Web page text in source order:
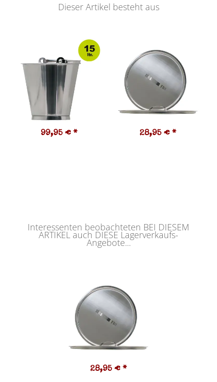
Dieser Artikel besteht aus
99,95 € * 28,95 € *
Interessenten beobachteten BEI DIESEM
ARTIKEL auch DIESE Lagerverkaufs-
Angebote...
28,95 € *